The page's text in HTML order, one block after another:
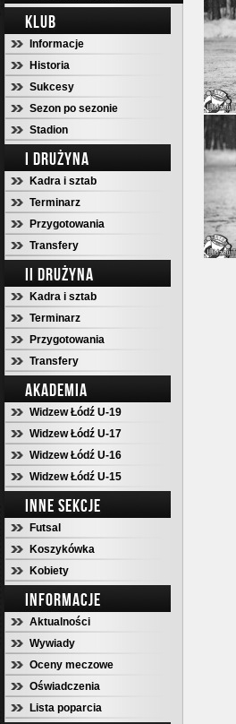
KLUB
Informacje
Historia
Sukcesy
Sezon po sezonie
Stadion
I DRUŻYNA
Kadra i sztab
Terminarz
Przygotowania
Transfery
II DRUŻYNA
Kadra i sztab
Terminarz
Przygotowania
Transfery
AKADEMIA
Widzew Łódź U-19
Widzew Łódź U-17
Widzew Łódź U-16
Widzew Łódź U-15
INNE SEKCJE
Futsal
Koszykówka
Kobiety
INFORMACJE
Aktualności
Wywiady
Oceny meczowe
Oświadczenia
Lista poparcia